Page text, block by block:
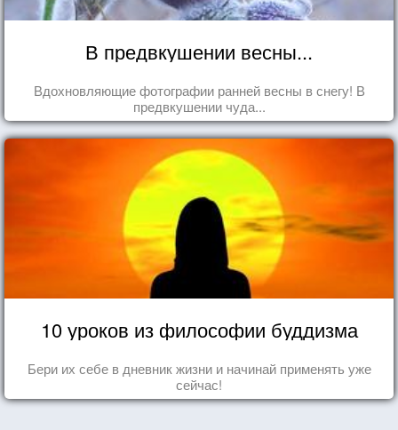
В предвкушении весны...
Вдохновляющие фотографии ранней весны в снегу! В
предвкушении чуда...
10 уроков из философии буддизма
Бери их себе в дневник жизни и начинай применять уже
сейчас!